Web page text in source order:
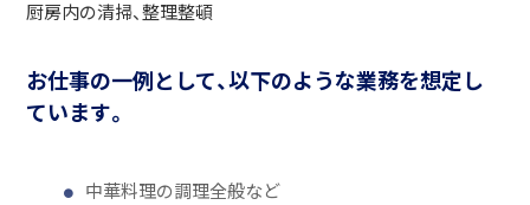
厨房内の清掃、整理整頓
お仕事の一例として、以下のような業務を想定し
ています。
中華料理の調理全般など